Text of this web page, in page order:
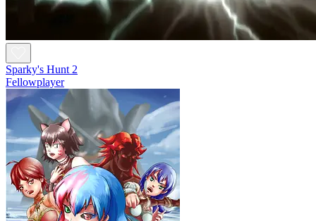
Sparky's Hunt 2
Fellowplayer